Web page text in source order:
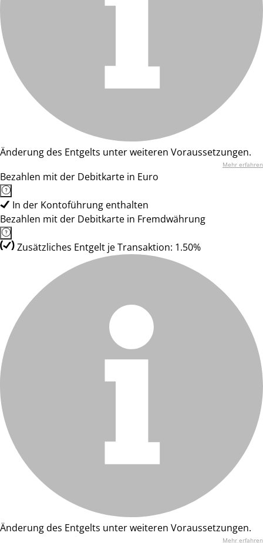
Änderung des Entgelts unter weiteren Voraussetzungen.
Mehr erfahren
Bezahlen mit der Debitkarte in Euro
In der Kontoführung enthalten
Bezahlen mit der Debitkarte in Fremdwährung
Zusätzliches Entgelt je Transaktion: 1.50%
Änderung des Entgelts unter weiteren Voraussetzungen.
Mehr erfahren